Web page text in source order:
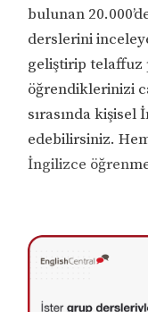
bulunan
derslerini
geliştirip telaffuz
öğrendiklerinizi
sırasında
edebilirsiniz.
İngilizce öğren